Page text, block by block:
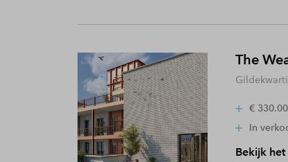
The
€
In
Bekijk